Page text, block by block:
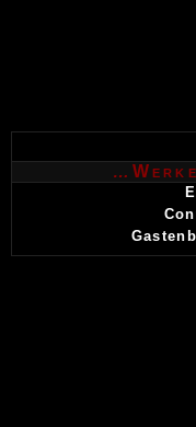
…